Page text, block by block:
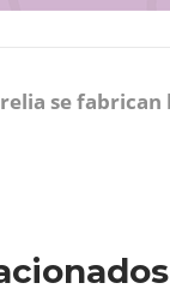
se